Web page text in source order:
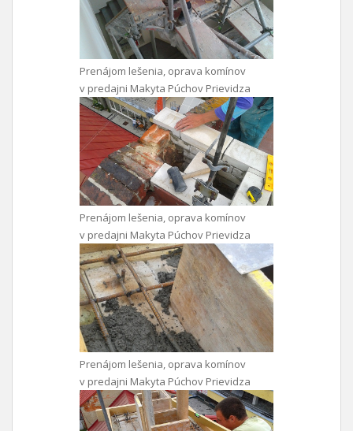
Prenájom lešenia, oprava komínov
v predajni Makyta Púchov Prievidza
Prenájom lešenia, oprava komínov
v predajni Makyta Púchov Prievidza
Prenájom lešenia, oprava komínov
v predajni Makyta Púchov Prievidza